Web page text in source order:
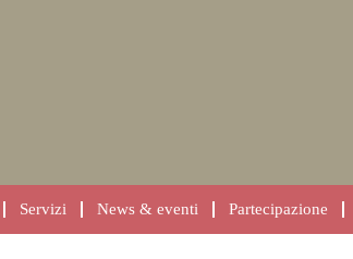
Servizi News & eventi Partecipazione